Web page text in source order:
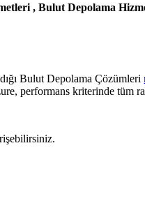
, Bulut Depolama
Bulut Depolama Çözümleri
performans kriterinde tüm